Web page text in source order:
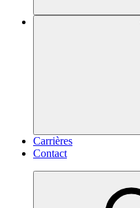
Carrières
Contact